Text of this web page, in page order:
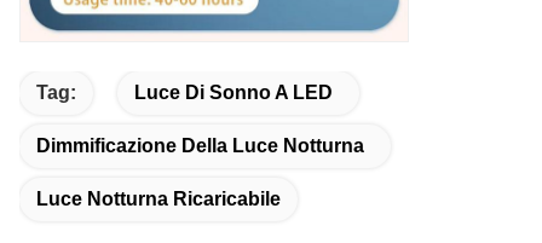
Tag: Luce Di Sonno A LED
Dimmificazione Della Luce Notturna
Luce Notturna Ricaricabile